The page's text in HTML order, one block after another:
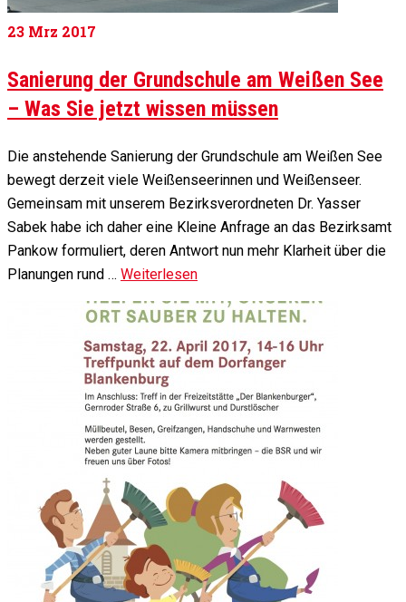
23 Mrz 2017
Sanierung der Grundschule am Weißen See
– Was Sie jetzt wissen müssen
Die anstehende Sanierung der Grundschule am Weißen See
bewegt derzeit viele Weißenseerinnen und Weißenseer.
Gemeinsam mit unserem Bezirksverordneten Dr. Yasser
Sabek habe ich daher eine Kleine Anfrage an das Bezirksamt
Pankow formuliert, deren Antwort nun mehr Klarheit über die
Planungen rund … Weiterlesen